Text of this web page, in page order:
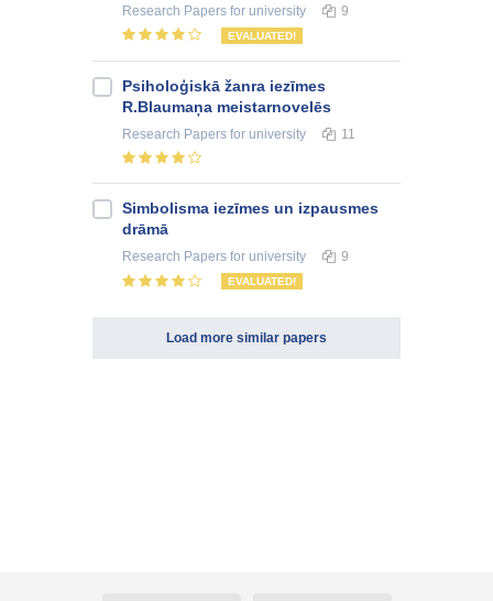
Research Papers for university 9
EVALUATED!
Psiholoģiskā žanra iezīmes
R.Blaumaņa meistarnovelēs
Research Papers for university 11
Simbolisma iezīmes un izpausmes
drāmā
Research Papers for university 9
EVALUATED!
Load more similar papers